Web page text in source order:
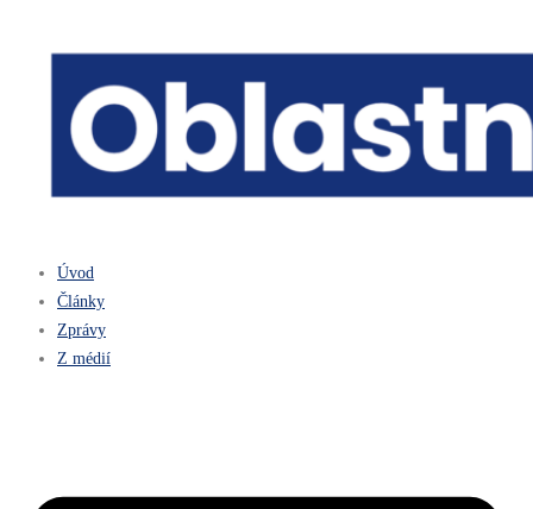
Úvod
Články
Zprávy
Z médií